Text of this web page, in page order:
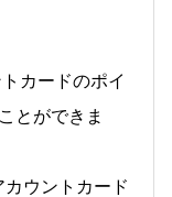
カードのポイ
とができま
ウントカード